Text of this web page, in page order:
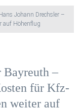
Johann Drechsler –
auf Höhenflug
Bayreuth –
für Kfz-
weiter auf